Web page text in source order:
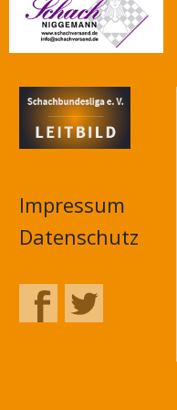
Impressum
Datenschutz